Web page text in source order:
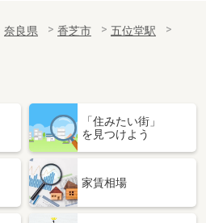
奈良県 香芝市
五位堂駅
「住みたい街」
を見つけよう
家賃相場